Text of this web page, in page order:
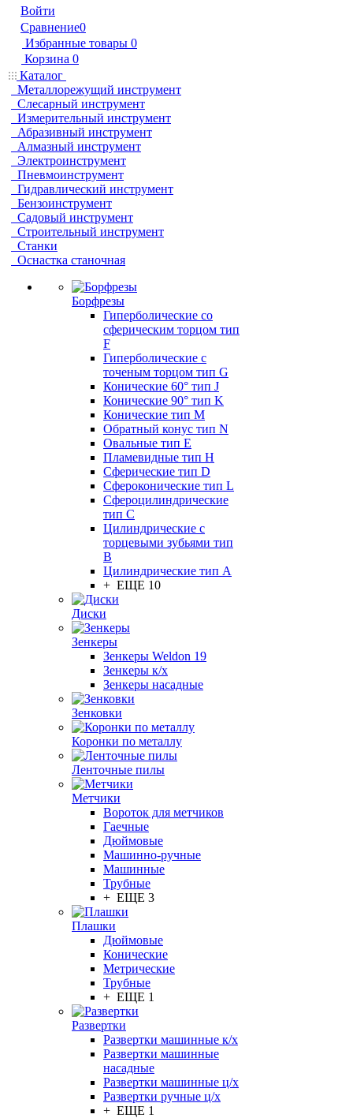
Войти
Сравнение0
Избранные товары 0
Корзина 0
Каталог
Металлорежущий инструмент
Слесарный инструмент
Измерительный инструмент
Абразивный инструмент
Алмазный инструмент
Электроинструмент
Пневмоинструмент
Гидравлический инструмент
Бензоинструмент
Садовый инструмент
Строительный инструмент
Станки
Оснастка станочная
Борфрезы
Гиперболические cо
сферическим торцом тип
F
Гиперболические с
точеным торцом тип G
Конические 60° тип J
Конические 90° тип K
Конические тип M
Обратный конус тип N
Овальные тип E
Пламевидные тип H
Сферические тип D
Сфероконические тип L
Сфероцилиндрические
тип C
Цилиндрические с
торцевыми зубьями тип
B
Цилиндрические тип А
+ ЕЩЕ 10
Диски
Зенкеры
Зенкеры Weldon 19
Зенкеры к/х
Зенкеры насадные
Зенковки
Коронки по металлу
Ленточные пилы
Метчики
Вороток для метчиков
Гаечные
Дюймовые
Машинно-ручные
Машинные
Трубные
+ ЕЩЕ 3
Плашки
Дюймовые
Конические
Метрические
Трубные
+ ЕЩЕ 1
Развертки
Развертки машинные к/х
Развертки машинные
насадные
Развертки машинные ц/х
Развертки ручные ц/х
+ ЕЩЕ 1